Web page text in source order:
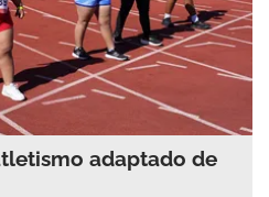
adaptado de